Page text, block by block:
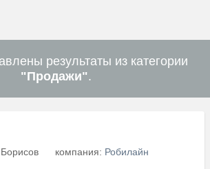
результаты из категории
"Продажи".
Борисов компания: Робилайн